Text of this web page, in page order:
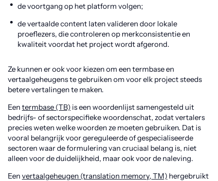
de voortgang op het platform volgen;
de vertaalde content laten valideren door lokale
proeflezers, die controleren op merkconsistentie en
kwaliteit voordat het project wordt afgerond.
Ze kunnen er ook voor kiezen om een termbase en
vertaalgeheugens te gebruiken om voor elk project steeds
betere vertalingen te maken.
Een termbase (TB) is een woordenlijst samengesteld uit
bedrijfs- of sectorspecifieke woordenschat, zodat vertalers
precies weten welke woorden ze moeten gebruiken. Dat is
vooral belangrijk voor gereguleerde of gespecialiseerde
sectoren waar de formulering van cruciaal belang is, niet
alleen voor de duidelijkheid, maar ook voor de naleving.
Een vertaalgeheugen (translation memory, TM) hergebruikt